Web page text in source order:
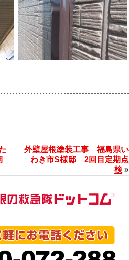
外壁屋根塗装工事 福島県い
わき市S様邸 2回目定期点
検 »